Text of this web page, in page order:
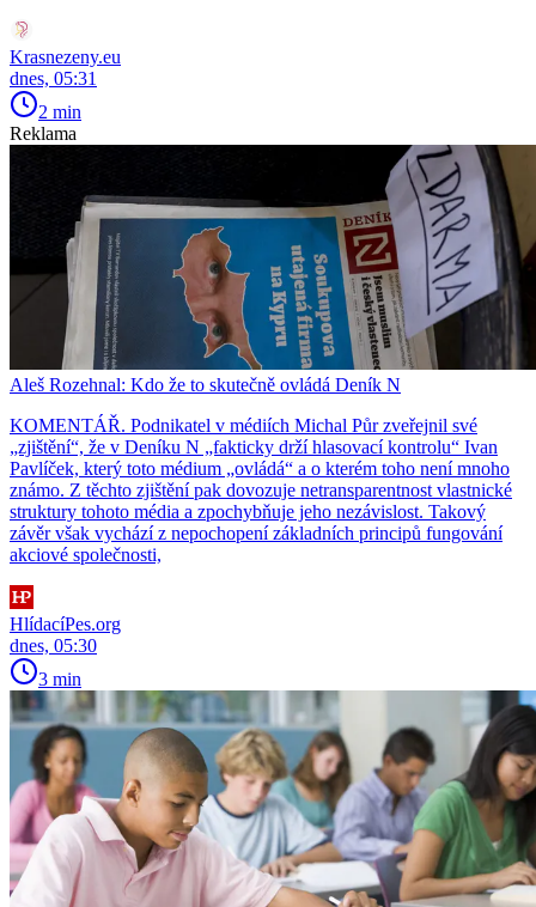
Krasnezeny.eu
dnes, 05:31
2 min
Reklama
Aleš Rozehnal: Kdo že to skutečně ovládá Deník N
KOMENTÁŘ. Podnikatel v médiích Michal Půr zveřejnil své
„zjištění“, že v Deníku N „fakticky drží hlasovací kontrolu“ Ivan
Pavlíček, který toto médium „ovládá“ a o kterém toho není mnoho
známo. Z těchto zjištění pak dovozuje netransparentnost vlastnické
struktury tohoto média a zpochybňuje jeho nezávislost. Takový
závěr však vychází z nepochopení základních principů fungování
akciové společnosti,
HlídacíPes.org
dnes, 05:30
3 min